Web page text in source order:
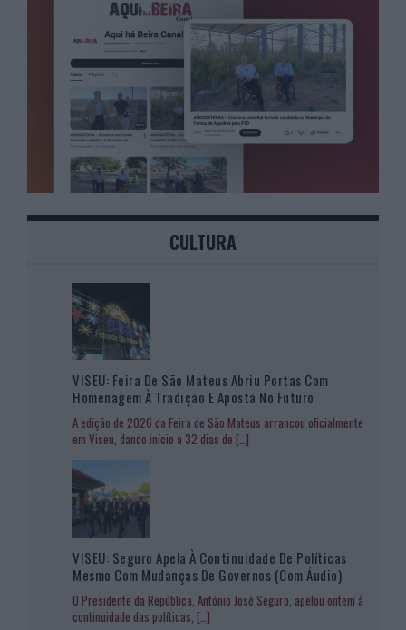
CULTURA
VISEU: Feira De São Mateus Abriu Portas Com
Homenagem À Tradição E Aposta No Futuro
A edição de 2026 da Feira de São Mateus arrancou oficialmente
em Viseu, dando início a 32 dias de […]
VISEU: Seguro Apela À Continuidade De Políticas
Mesmo Com Mudanças De Governos (com Áudio)
O Presidente da República, António José Seguro, apelou ontem à
continuidade das políticas, […]